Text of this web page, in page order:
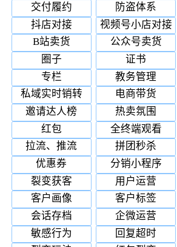
交付履约
防盗体系
抖店对接
视频号小店对接
B站卖货
公众号卖货
圈子
证书
专栏
教务管理
私域实时销转
电商带货
邀请达人榜
热卖氛围
红包
全终端观看
拉流、推流
拼团秒杀
优惠券
分销小程序
裂变获客
用户运营
客户画像
客户标签
会话存档
企微运营
敏感行为
回复超时